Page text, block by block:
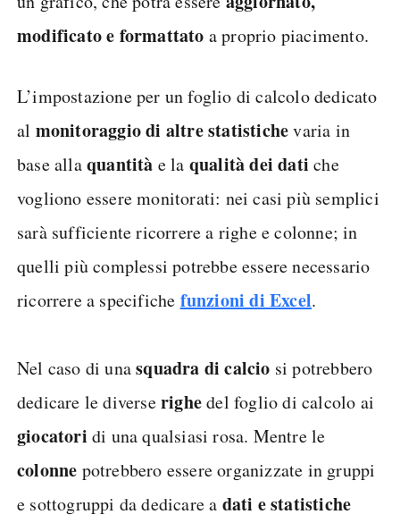
modificato e formattato a proprio piacimento.
L’impostazione per un foglio di calcolo dedicato
al monitoraggio di altre statistichevaria in
base allaquantità e la qualità dei dati che
vogliono essere monitorati: nei casi più semplici
sarà sufficiente ricorrere a righe e colonne; in
quelli più complessi potrebbe essere necessario
ricorrere a specifiche funzioni di Excel.
Nel caso di unasquadra di calcio si potrebbero
dedicare le diverserighedel foglio di calcolo ai
giocatori di una qualsiasi rosa. Mentre le
colonne potrebbero essere organizzate in gruppi
e sottogruppi da dedicare a dati e statistiche